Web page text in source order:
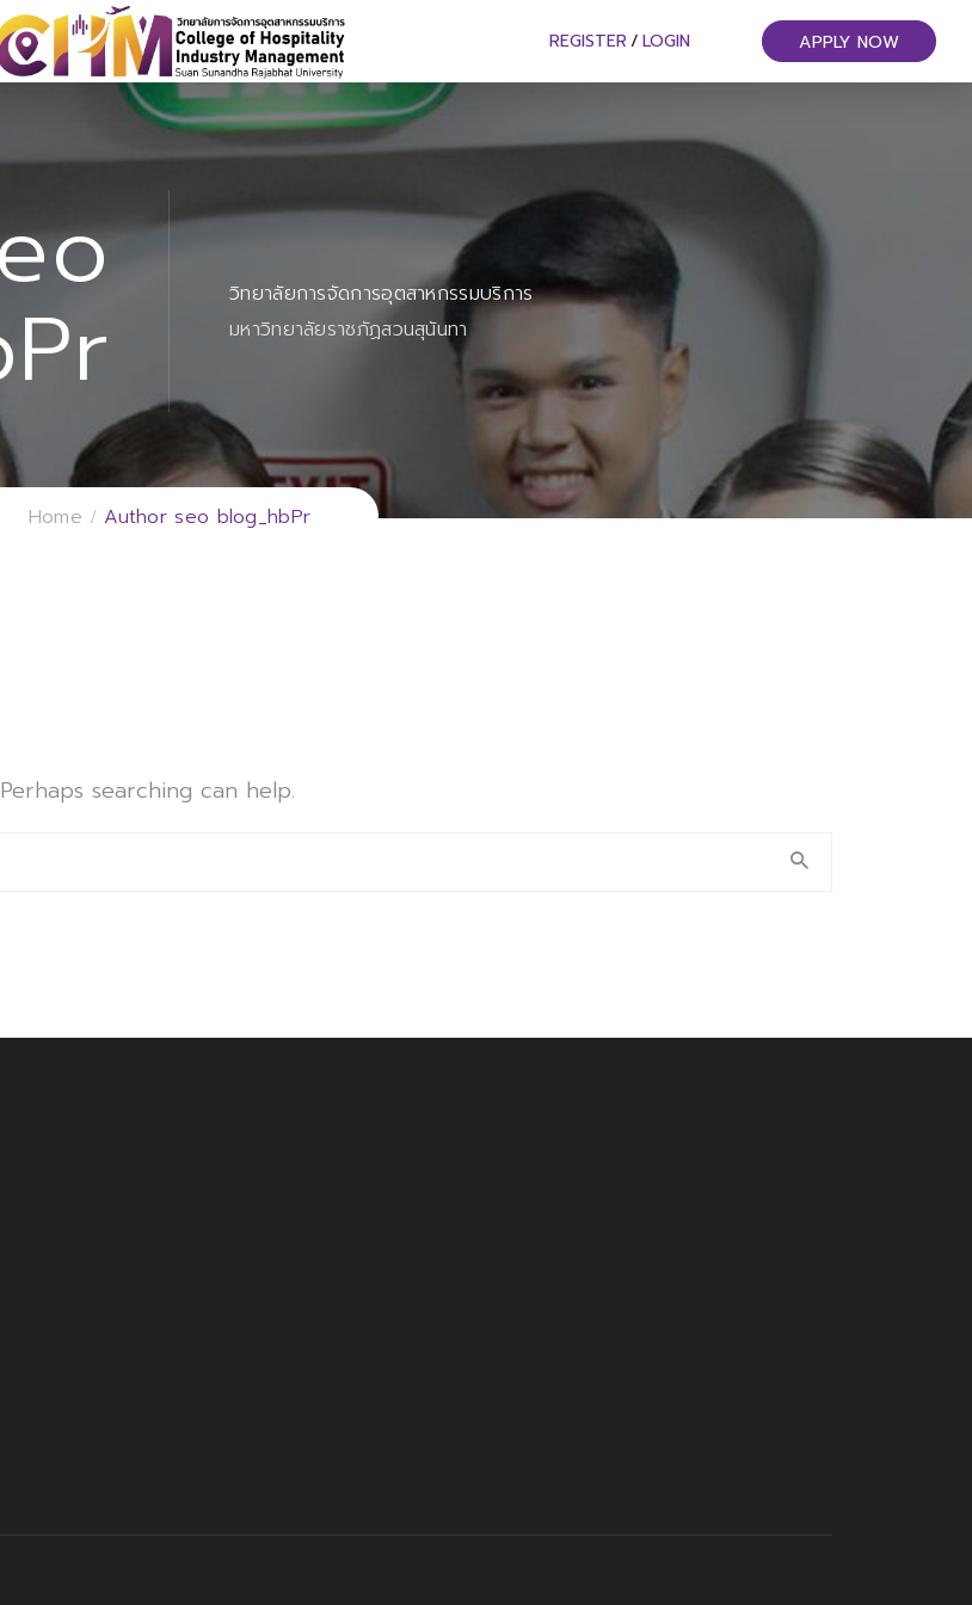
REGISTER / LOGIN APPLY NOW
วิทยาลัยการจัดการอุตสาหกรรมบริการ
มหาวิทยาลัยราชภัฏสวนสุนันทา
Home Author seo blog_hbPr
searching can help.